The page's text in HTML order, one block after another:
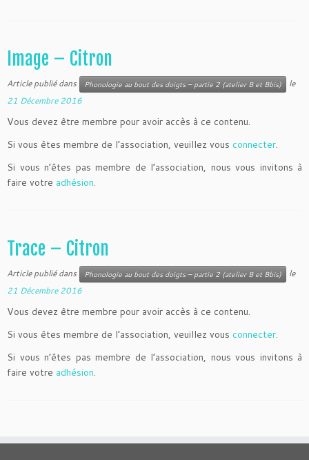
Image – Citron
Article publié dans Phonologie au bout des doigts – partie 2 (atelier B et Bbis)
le
21 Décembre 2016
Vous devez être membre pour avoir accès à ce contenu.
Si vous êtes membre de l’association, veuillez vous connecter.
Si vous n’êtes pas membre de l’association, nous vous invitons à
faire votre adhésion.
Trace – Citron
Article publié dans Phonologie au bout des doigts – partie 2 (atelier B et Bbis)
le
21 Décembre 2016
Vous devez être membre pour avoir accès à ce contenu.
Si vous êtes membre de l’association, veuillez vous connecter.
Si vous n’êtes pas membre de l’association, nous vous invitons à
faire votre adhésion.